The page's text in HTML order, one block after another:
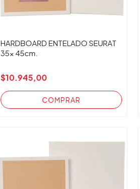
HARDBOARD ENTELADO SEURAT
35x 45cm.
$10.945,00